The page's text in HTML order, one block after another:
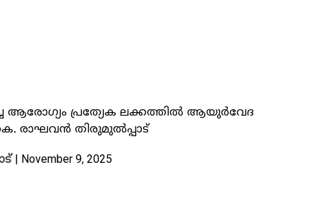
ആരോ​ഗ്യം പ്രത്യേക ലക്കത്തിൽ ആയുർവേദ
രാഘവൻ തിരുമുൽപ്പാട്
| November 9, 2025